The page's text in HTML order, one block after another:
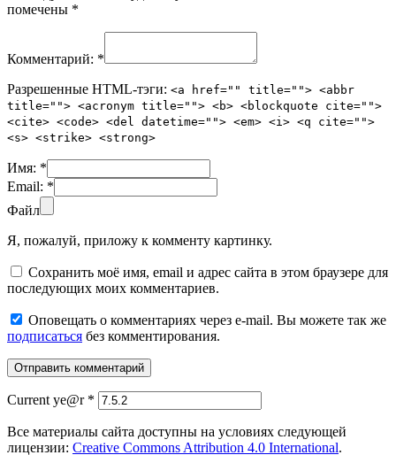
помечены *
Комментарий: *
Разрешенные HTML-тэги: <a href="" title=""> <abbr
title=""> <acronym title=""> <b> <blockquote cite="">
<cite> <code> <del datetime=""> <em> <i> <q cite="">
<s> <strike> <strong>
Имя: *
Email: *
Файл
Я, пожалуй, приложу к комменту картинку.
Сохранить моё имя, email и адрес сайта в этом браузере для
последующих моих комментариев.
Оповещать о комментариях через e-mail. Вы можете так же
подписаться без комментирования.
Current ye@r *
Все материалы сайта доступны на условиях следующей
лицензии: Creative Commons Attribution 4.0 International.